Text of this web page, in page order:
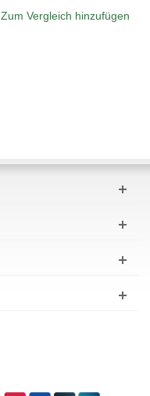
Zum Vergleich hinzufügen